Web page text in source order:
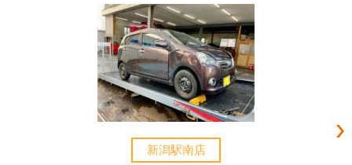
新潟駅南店